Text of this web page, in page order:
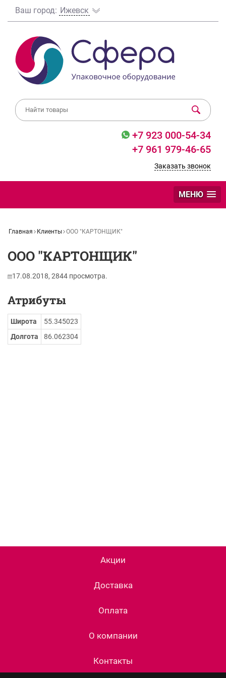
Ваш город: Ижевск
+7 923 000-54-34
+7 961 979-46-65
Заказать звонок
МЕНЮ
Главная Клиенты ООО "КАРТОНЩИК"
ООО "КАРТОНЩИК"
17.08.2018, 2844 просмотра.
Атрибуты
Широта
55.345023
Долгота
86.062304
Акции
Доставка
Оплата
О компании
Контакты